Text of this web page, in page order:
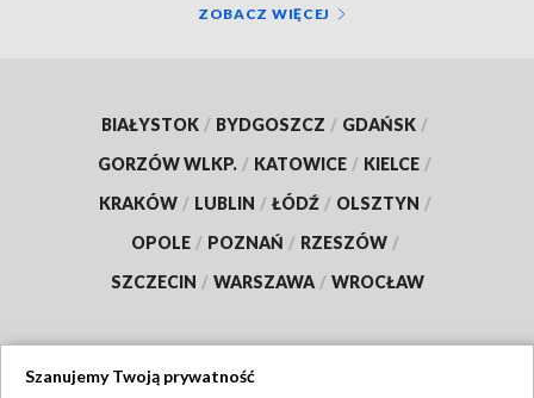
ZOBACZ WIĘCEJ
BIAŁYSTOK / BYDGOSZCZ / GDAŃSK /
GORZÓW WLKP. / KATOWICE / KIELCE /
KRAKÓW / LUBLIN / ŁÓDŹ / OLSZTYN /
OPOLE / POZNAŃ / RZESZÓW /
SZCZECIN / WARSZAWA / WROCŁAW
Szanujemy Twoją prywatność